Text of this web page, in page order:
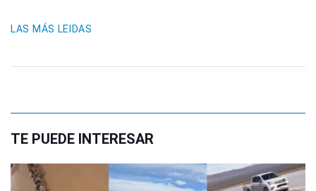
LAS MÁS LEIDAS
TE PUEDE INTERESAR